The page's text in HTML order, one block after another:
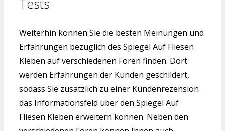
Weiterhin können Sie die besten Meinungen und
Erfahrungen bezüglich des Spiegel Auf Fliesen
Kleben auf verschiedenen Foren finden. Dort
werden Erfahrungen der Kunden geschildert,
sodass Sie zusätzlich zu einer Kundenrezension
das Informationsfeld über den Spiegel Auf
Fliesen Kleben erweitern können. Neben den